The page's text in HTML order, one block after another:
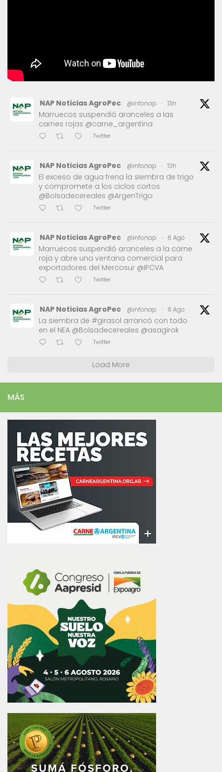
NAP Noticias AgroPec @infonap · 13h
Marruecos suspendió aranceles a las
carnes rojas @carne_argentina
Twitter
NAP Noticias AgroPec @infonap · 13h
El exceso de agua frena la siembra de trigo
y compromete a los ciclos cortos
@Bolsadecereales @ArgenTrigo
Twitter
NAP Noticias AgroPec @infonap · 6 Ago
Marruecos suspendió aranceles a la carne
roja y abre una ventana comercial para
exportadores del Mercosur @IPCVA
Twitter
NAP Noticias AgroPec @infonap · 6 Ago
La siembra de #girasol arrancó con todo
en el NEA @Bolsadecereales @asagirok
Twitter
Load More
MÁS